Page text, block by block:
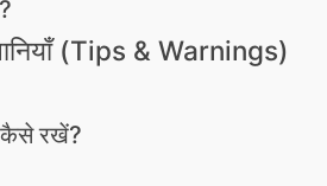
(Tips & Warnings)
रखें?